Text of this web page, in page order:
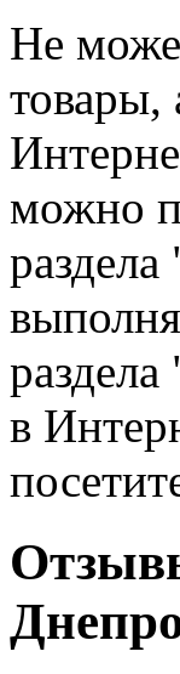
Не
товары,
можно
в